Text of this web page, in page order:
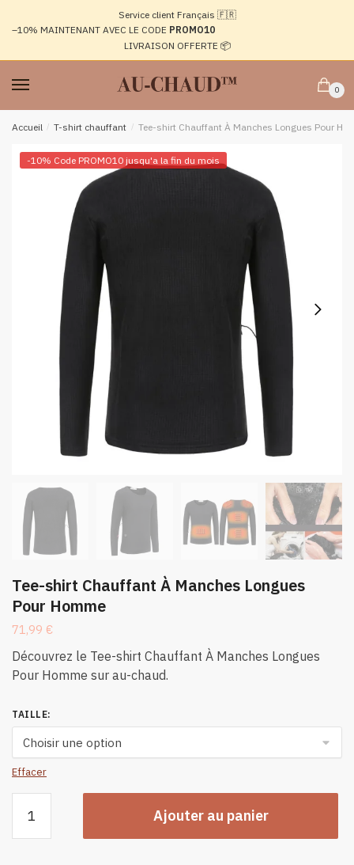
navigation
Service client Français 🇫🇷
–10% MAINTENANT AVEC LE CODE PROMO10
LIVRAISON OFFERTE 📦
0
Accueil / T-shirt chauffant / Tee-shirt Chauffant À Manches Longues Pour
-10% Code PROMO10 jusqu'a la fin du mois
Tee-shirt Chauffant À Manches Longues
Pour Homme
71,99 €
Découvrez le Tee-shirt Chauffant À Manches Longues
Pour Homme sur au-chaud.
TAILLE:
Effacer
Tee-
Ajouter au panier